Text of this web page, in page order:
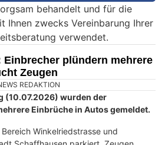
behandelt und für die
Ihnen zwecks Vereinbarung Ihrer
verwendet.
Einbrecher plündern mehrere
Zeugen